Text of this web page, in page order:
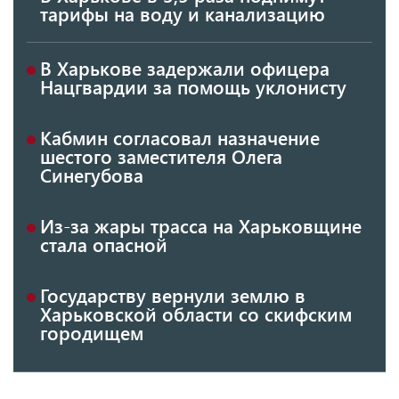
тарифы на воду и канализацию
В Харькове задержали офицера
Нацгвардии за помощь уклонисту
Кабмин согласовал назначение
шестого заместителя Олега
Синегубова
Из-за жары трасса на Харьковщине
стала опасной
Государству вернули землю в
Харьковской области со скифским
городищем